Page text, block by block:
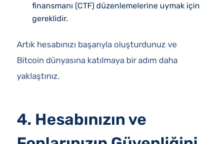
finansmanı (CTF) düzenlemelerine uymak için
gereklidir.
Artık hesabınızı başarıyla oluşturdunuz ve
Bitcoin dünyasına katılmaya bir adım daha
yaklaştınız.
4. Hesabınızın ve